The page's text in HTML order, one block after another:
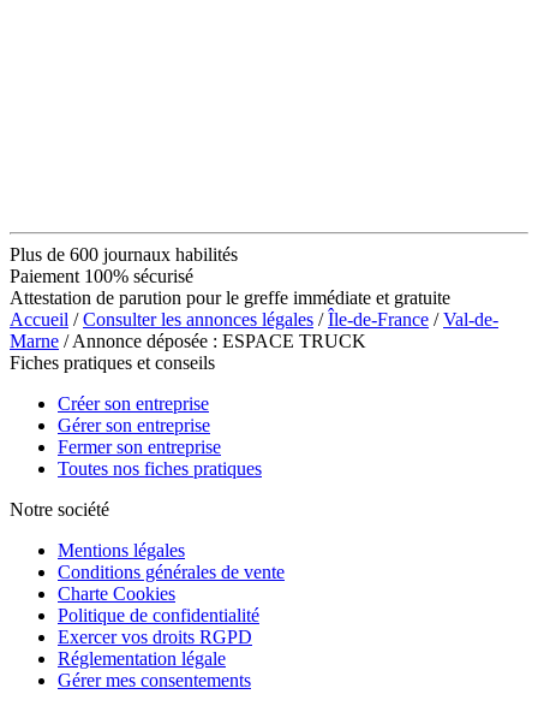
Plus de 600 journaux habilités
Paiement 100% sécurisé
Attestation de parution pour le greffe immédiate et gratuite
Accueil /Consulter les annonces légales /Île-de-France /Val-de-
Marne / Annonce déposée : ESPACE TRUCK
Fiches pratiques et conseils
Créer son entreprise
Gérer son entreprise
Fermer son entreprise
Toutes nos fiches pratiques
Notre société
Mentions légales
Conditions générales de vente
Charte Cookies
Politique de confidentialité
Exercer vos droits RGPD
Réglementation légale
Gérer mes consentements